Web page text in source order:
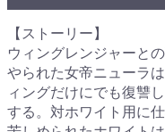
【ストーリー】
ウィングレンジャーと
やられた女帝ニューラ
ィングだけにでも復讐
する。対ホワイト用に